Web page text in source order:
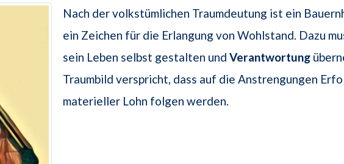
Nach der volkstümlichen Traumdeutung ist ein
ein Zeichen für die Erlangung von Wohlstand. Dazu
sein Leben selbst gestalten und Verantwortung
Traumbild verspricht, dass auf die Anstrengungen
materieller Lohn folgen werden.